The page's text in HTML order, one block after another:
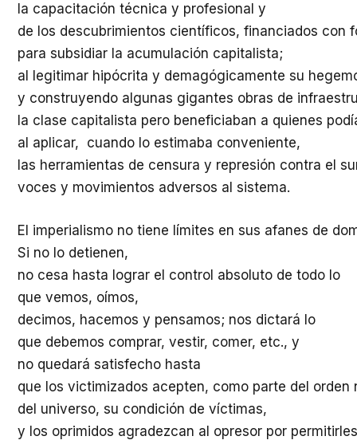
la capacitación técnica y profesional y
de los descubrimientos científicos, financiados con
para subsidiar la acumulación capitalista;
al legitimar hipócrita y demagógicamente su
y construyendo algunas gigantes obras de
la clase capitalista pero beneficiaban a quienes
al aplicar, cuando lo estimaba conveniente,
las herramientas de censura y represión contra el
voces y movimientos adversos al sistema.
El imperialismo no tiene límites en sus afanes de
Si no lo detienen,
no cesa hasta lograr el control absoluto de todo lo
que vemos, oímos,
decimos, hacemos y pensamos; nos dictará lo
que debemos comprar, vestir, comer, etc., y
no quedará satisfecho hasta
que los victimizados acepten, como parte del orden
del universo, su condición de víctimas,
y los oprimidos agradezcan al opresor por